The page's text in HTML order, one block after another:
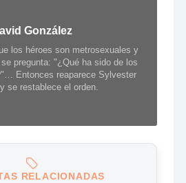
González
los héroes son metrosexuales y
pregunta: "¿Qué ha sido de los
Entonces reaparece Sylvester
se restablece el orden.
RELACIONADAS